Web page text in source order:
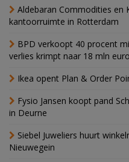
Aldebaran Commodities en
kantoorruimte in Rotterdam
BPD verkoopt 40 procent
verlies krimpt naar 18 mln euro
Ikea opent Plan & Order
Fysio Jansen koopt pand
in Deurne
Siebel Juweliers huurt
Nieuwegein